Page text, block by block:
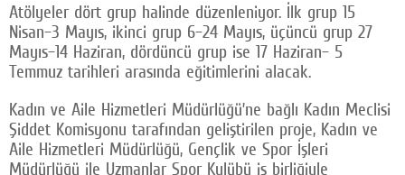
Atölyeler dört grup halinde düzenleniyor. İlk grup 15
Nisan–3 Mayıs, ikinci grup 6–24 Mayıs, üçüncü grup 27
Mayıs–14 Haziran, dördüncü grup ise 17 Haziran– 5
Temmuz tarihleri arasında eğitimlerini alacak.
Kadın ve Aile Hizmetleri Müdürlüğü’ne bağlı Kadın Meclisi
Şiddet Komisyonu tarafından geliştirilen proje, Kadın ve
Aile Hizmetleri Müdürlüğü, Gençlik ve Spor İşleri
Müdürlüğü ile Uzmanlar Spor Kulübü iş birliğiyle